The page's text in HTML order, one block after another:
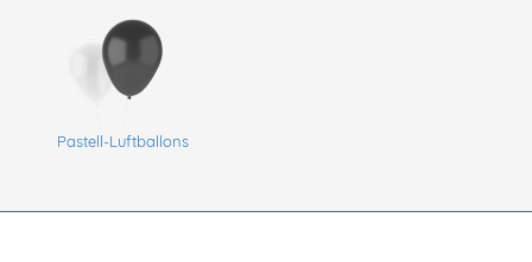
Pastell-Luftballons